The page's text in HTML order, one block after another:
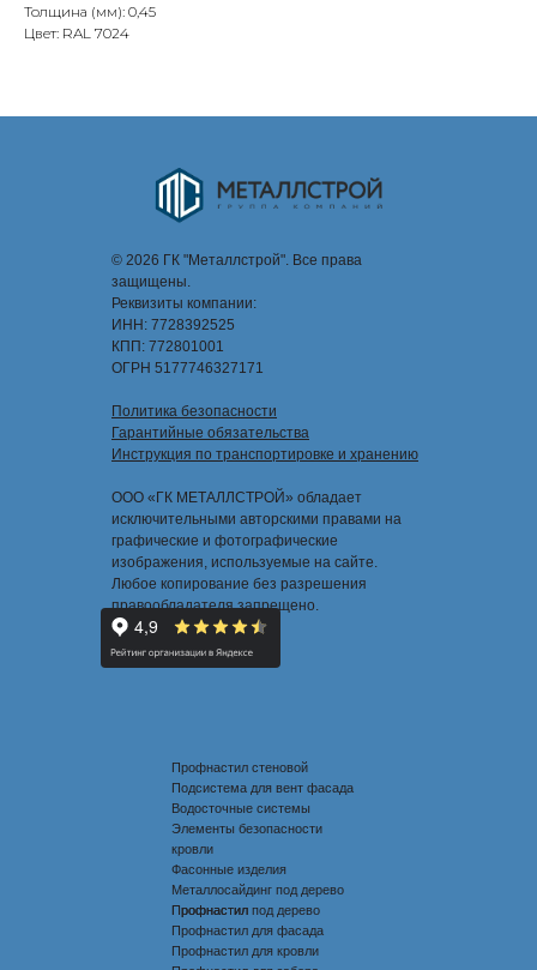
Толщина (мм): 0,45
Цвет: RAL 7024
© 2026 ГК "Металлстрой". Все права
защищены.
Реквизиты компании:
ИНН: 7728392525
КПП: 772801001
ОГРН 5177746327171
Политика безопасности
Гарантийные обязательства
Инструкция по транспортировке и хранению
ООО «ГК МЕТАЛЛСТРОЙ» обладает
исключительными авторскими правами на
графические и фотографические
изображения, используемые на сайте.
Любое копирование без разрешения
правообладателя запрещено.
Профнастил стеновой
Подсистема для вент фасада
Водосточные системы
Элементы безопасности
кровли
Фасонные изделия
Металлосайдинг под дерево
Профнастил под дерево
Профнастил
Профнастил для фасада
Профнастил для кровли